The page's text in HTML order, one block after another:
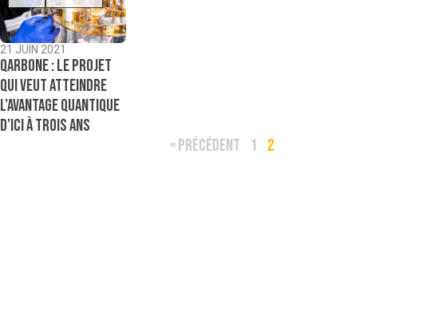
21 JUIN 2021
Qarbone : le projet
qui veut atteindre
l’avantage quantique
d’ici à trois ans
« PRÉCÉDENT 1 2